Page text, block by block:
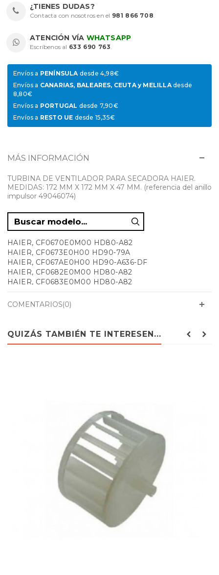
¿TIENES DUDAS?
Contacta con nosotros en el 981 866 708
ATENCIÓN VÍA WHATSAPP
Escríbenos al 633 690 763
Envíos a PENÍNSULA desde 4,98€
Envíos a CANARIAS, BALEARES, CEUTA y MELILLAdesde
8,80€
Envíos a PORTUGAL desde 7,90€
Envíos a RESTO UE desde 15,35€
MÁS INFORMACIÓN
TURBINA DE VENTILADOR PARA SECADORA HAIER.
MEDIDAS: 172 MM X 172 MM X 47 MM. (referencia del anillo
impulsor 49046074)
HAIER, CF0670E0M00 HD80-A82
HAIER, CF0673E0H00 HD90-79A
HAIER, CF067AE0H00 HD90-A636-DF
HAIER, CF0682E0M00 HD80-A82
HAIER, CF0683E0M00 HD80-A82
HAIER, CF0684E0M00 HD80-A82-F
HAIER, CF0685E0M00 HD80-A82
HAIER, CF0686E0M00 HD80-A82-DF
HAIER, HD100-A2939-FR
HAIER, HD100-A2939-IT
HAIER, HD80-A2939-UK
HAIER, HD80-A2939R-UK
HAIER, HD80-A3959
HAIER, HD80-A3959-DE
HAIER, HD80-A3959-DF
HAIER, HD80-A3959R-S
HAIER, HD80-A636-DF
HAIER, HD80-A82
HAIER, HD80-A82-DF
COMENTARIOS(0)
QUIZÁS TAMBIÉN TE INTERESEN...